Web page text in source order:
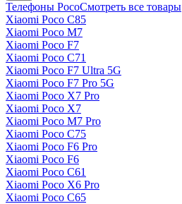
Телефоны PocoСмотреть все товары
Xiaomi Poco C85
Xiaomi Poco M7
Xiaomi Poco F7
Xiaomi Poco C71
Xiaomi Poco F7 Ultra 5G
Xiaomi Poco F7 Pro 5G
Xiaomi Poco X7 Pro
Xiaomi Poco X7
Xiaomi Poco M7 Pro
Xiaomi Poco C75
Xiaomi Poco F6 Pro
Xiaomi Poco F6
Xiaomi Poco C61
Xiaomi Poco X6 Pro
Xiaomi Poco C65